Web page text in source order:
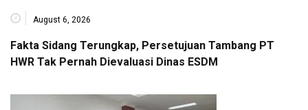
August 6, 2026
Fakta Sidang Terungkap, Persetujuan Tambang PT
HWR Tak Pernah Dievaluasi Dinas ESDM